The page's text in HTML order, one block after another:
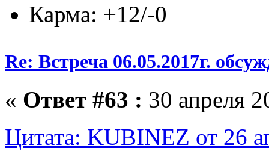
Карма: +12/-0
Re: Встреча 06.05.2017г.
« Ответ #63 : 30 апреля
Цитата: KUBINEZ от 26